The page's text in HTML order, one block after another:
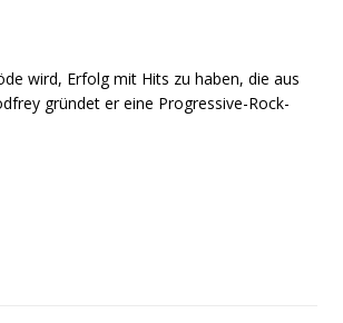
wird, Erfolg mit Hits zu haben, die aus
gründet er eine Progressive-Rock-